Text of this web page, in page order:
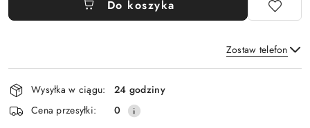
Do koszyka
Zostaw telefon
Wyślij
Dostępność
i
dostawa
Wysyłka w ciągu:
24 godziny
Cena przesyłki:
0